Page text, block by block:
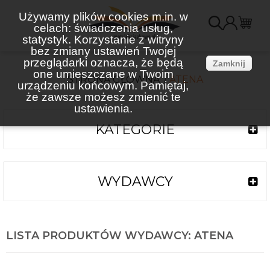
Używamy plików cookies m.in. w
celach: świadczenia usług,
statystyk. Korzystanie z witryny
bez zmiany ustawień Twojej
przeglądarki oznacza, że będą
one umieszczane w Twoim
urządzeniu końcowym. Pamiętaj,
że zawsze możesz zmienić te
ustawienia.
Zamknij
STRONA GŁÓWNA ATENA
KATEGORIE
WYDAWCY
LISTA PRODUKTÓW WYDAWCY: ATENA